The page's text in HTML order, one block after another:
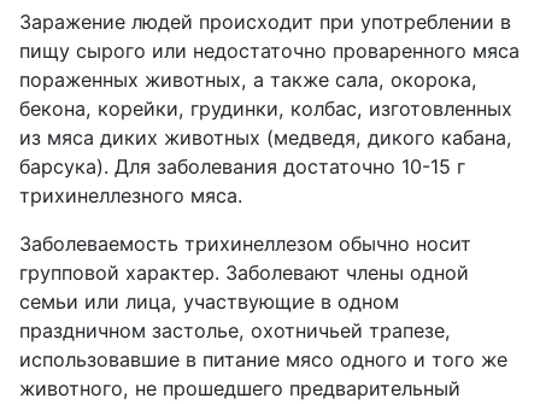
Заражение людей происходит при употреблении в
пищу сырого или недостаточно проваренного мяса
пораженных животных, а также сала, окорока,
бекона, корейки, грудинки, колбас, изготовленных
из мяса диких животных (медведя, дикого кабана,
барсука). Для заболевания достаточно 10-15 г
трихинеллезного мяса.
Заболеваемость трихинеллезом обычно носит
групповой характер. Заболевают члены одной
семьи или лица, участвующие в одном
праздничном застолье, охотничьей трапезе,
использовавшие в питание мясо одного и того же
животного, не прошедшего предварительный